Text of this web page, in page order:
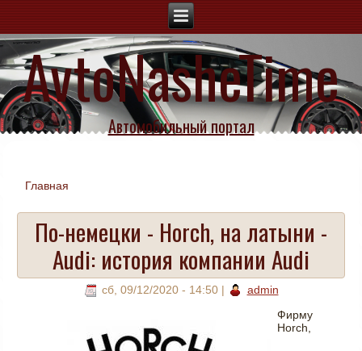
AvtoNasheTime
Автомобильный портал
Вы здесь
Главная
По-немецки - Horch, на латыни -
Audi: история компании Audi
сб, 09/12/2020 - 14:50|
admin
Фирму
Horch,